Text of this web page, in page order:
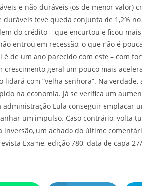
e não-duráveis (os de menor valor)
duráveis teve queda conjunta de 1,2%
do crédito – que encurtou e ficou
entrou em recessão, o que não é
é de um ano parecido com este – com
geral um pouco mais
lidará com “velha senhora”. Na
na economia. Já se verifica um
Lula conseguir emplacar
um impulso. Caso contrário, volta
um achado do último
Exame, edição 780, data de capa